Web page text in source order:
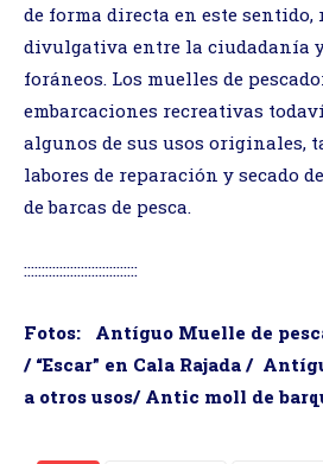
de forma directa en este
divulgativa entre la ciudadanía
foráneos. Los muelles de
embarcaciones recreativas
algunos de sus usos originales,
labores de reparación y secado
de barcas de pesca.
::::::::::::::::::::::::::::::::
Fotos: Antíguo Muelle de
/ “Escar” en Cala Rajada /
a otros usos/ Antic moll de